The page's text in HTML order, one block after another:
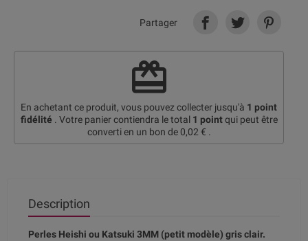
Partager
redeem
En achetant ce produit, vous pouvez collecter jusqu'à 1 point
fidélité . Votre panier contiendra le total 1 pointqui peut être
converti en un bon de 0,02 € .
Description
Perles Heishi ou Katsuki 3MM (petit modèle) gris clair.